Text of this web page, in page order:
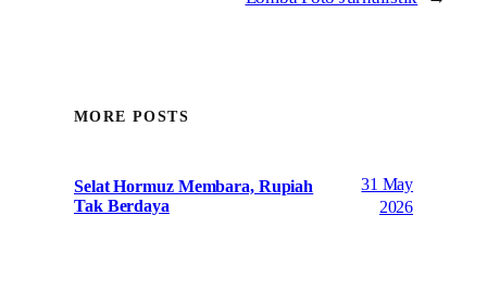
MORE POSTS
Selat Hormuz Membara, Rupiah
Tak Berdaya
31 May
2026